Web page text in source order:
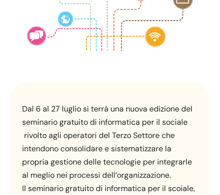
Dal 6 al 27 luglio si terrà una nuova edizione del
seminario gratuito di informatica per il sociale
rivolto agli operatori del Terzo Settore che
intendono consolidare e sistematizzare la
propria gestione delle tecnologie per integrarle
al meglio nei processi dell’organizzazione.
Il seminario gratuito di informatica per il scoiale,